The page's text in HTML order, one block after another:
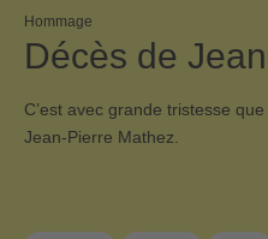
Hommage
Décès de
C’est avec grande tristesse
Jean-Pierre Mathez.